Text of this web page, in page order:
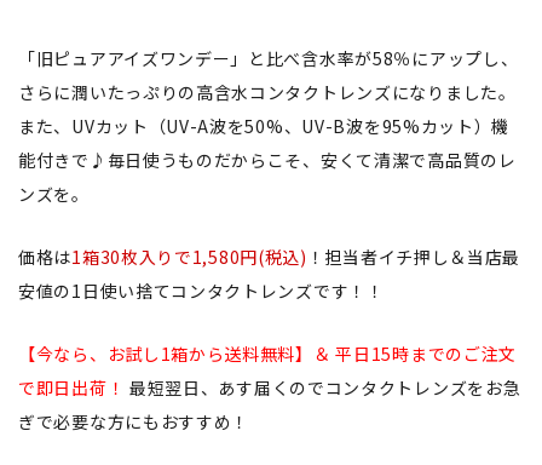
「旧ピュアアイズワンデー」と比べ含水率が58％にアップし、
さらに潤いたっぷりの高含水コンタクトレンズになりました。
また、UVカット（UV-A波を50%、UV-B波を95%カット）機
能付きで♪毎日使うものだからこそ、安くて清潔で高品質のレ
ンズを。
価格は1箱30枚入りで1,580円(税込) ！担当者イチ押し＆当店最
安値の1日使い捨てコンタクトレンズです！！
【今なら、お試し1箱から送料無料】＆ 平日15時までのご注文
で即日出荷！ 最短翌日、あす届くのでコンタクトレンズをお急
ぎで必要な方にもおすすめ！